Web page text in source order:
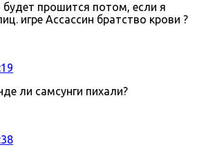
прошится потом, если я
игре Ассассин братство крови ?
ли самсунги пихали?